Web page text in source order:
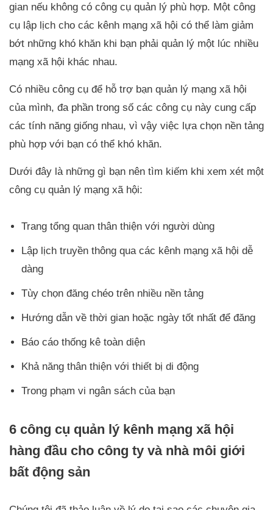
gian nếu không có công cụ quản lý phù hợp. Một công
cụ lập lịch cho các kênh mạng xã hội có thể làm giảm
bớt những khó khăn khi bạn phải quản lý một lúc nhiều
mạng xã hội khác nhau.
Có nhiều công cụ để hỗ trợ bạn quản lý mạng xã hội
của mình, đa phần trong số các công cụ này cung cấp
các tính năng giống nhau, vì vậy việc lựa chọn nền tảng
phù hợp với bạn có thể khó khăn.
Dưới đây là những gì bạn nên tìm kiếm khi xem xét một
công cụ quản lý mạng xã hội:
Trang tổng quan thân thiện với người dùng
Lập lịch truyền thông qua các kênh mạng xã hội dễ
dàng
Tùy chọn đăng chéo trên nhiều nền tảng
Hướng dẫn về thời gian hoặc ngày tốt nhất để đăng
Báo cáo thống kê toàn diện
Khả năng thân thiện với thiết bị di động
Trong phạm vi ngân sách của bạn
6 công cụ quản lý kênh mạng xã hội
hàng đầu cho công ty và nhà môi giới
bất động sản